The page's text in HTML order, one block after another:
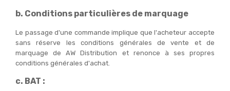
b. Conditions particulières de marquage
Le passage d'une commande implique que l'acheteur accepte
sans réserve les conditions générales de vente et de
marquage de AW Distribution et renonce à ses propres
conditions générales d'achat.
c. BAT :